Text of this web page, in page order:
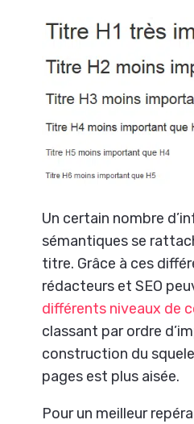
Un certain nombre
sémantiques se
titre. Grâce à ces
rédacteurs et SEO
différents niveaux de
classant par ordre
construction du
pages est plus aisée.
Pour un meilleur